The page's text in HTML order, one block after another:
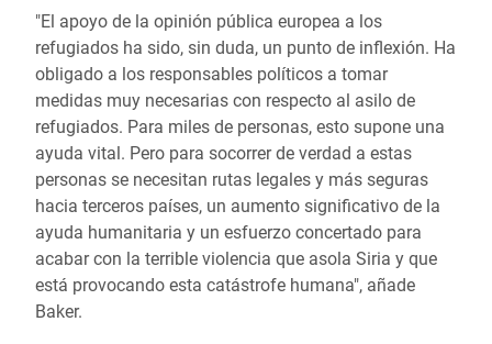
"El apoyo de la opinión pública europea a los
refugiados ha sido, sin duda, un punto de inflexión. Ha
obligado a los responsables políticos a tomar
medidas muy necesarias con respecto al asilo de
refugiados. Para miles de personas, esto supone una
ayuda vital. Pero para socorrer de verdad a estas
personas se necesitan rutas legales y más seguras
hacia terceros países, un aumento significativo de la
ayuda humanitaria y un esfuerzo concertado para
acabar con la terrible violencia que asola Siria y que
está provocando esta catástrofe humana", añade
Baker.